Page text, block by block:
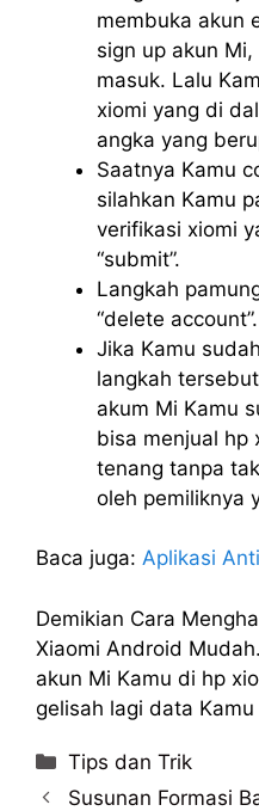
membuka akun
sign up akun
masuk. Lalu
xiomi yang di
angka yang
Saatnya Kamu
silahkan Kamu
verifikasi xiomi
“submit”.
Langkah
“delete account”.
Jika Kamu
langkah
akum Mi Kamu
bisa menjual hp
tenang tanpa
oleh pemiliknya
Baca juga: Aplikasi
Demikian Cara
Xiaomi Android
akun Mi Kamu di hp
gelisah lagi data
Categories
Tips dan Trik
Susunan Formasi